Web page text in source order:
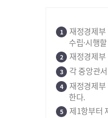
1
재정경제
수립·시행
2 재정경제
3 각 중앙관
4
재정경제
한다.
5 제1항부터